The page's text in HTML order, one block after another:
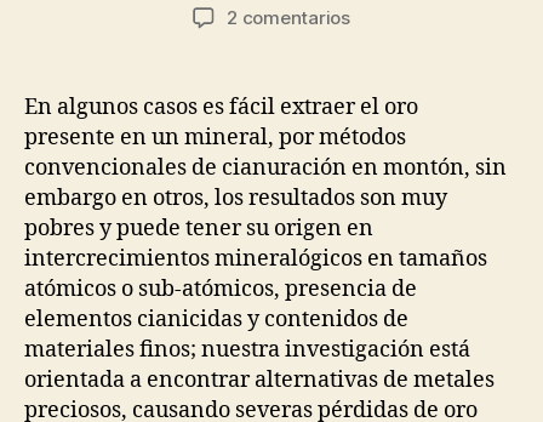
2 comentariosen
extraccion
de
oro
en
monton
En algunos casos es fácil extraer el oro
presente en un mineral, por métodos
convencionales de cianuración en montón, sin
embargo en otros, los resultados son muy
pobres y puede tener su origen en
intercrecimientos mineralógicos en tamaños
atómicos o sub-atómicos, presencia de
elementos cianicidas y contenidos de
materiales finos; nuestra investigación está
orientada a encontrar alternativas de metales
preciosos, causando severas pérdidas de oro